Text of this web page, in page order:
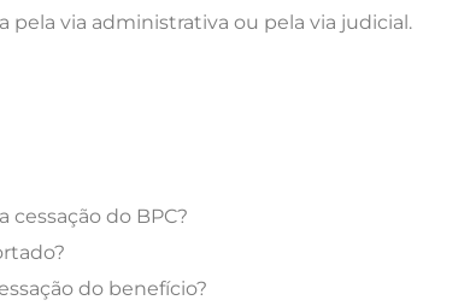
pela via administrativa ou pela via judicial.
cessação do BPC?
do benefício?